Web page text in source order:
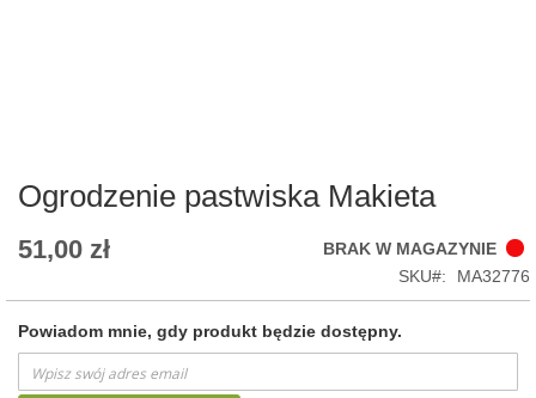
the
gallery
Ogrodzenie pastwiska Makieta
51,00 zł
BRAK W MAGAZYNIE
SKU
MA32776
Powiadom mnie, gdy produkt będzie dostępny.